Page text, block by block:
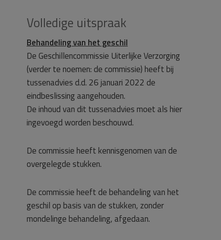
Volledige uitspraak
Behandeling van het geschil
De Geschillencommissie Uiterlijke Verzorging
(verder te noemen: de commissie) heeft bij
tussenadvies d.d. 26 januari 2022 de
eindbeslissing aangehouden.
De inhoud van dit tussenadvies moet als hier
ingevoegd worden beschouwd.
De commissie heeft kennisgenomen van de
overgelegde stukken.
De commissie heeft de behandeling van het
geschil op basis van de stukken, zonder
mondelinge behandeling, afgedaan.